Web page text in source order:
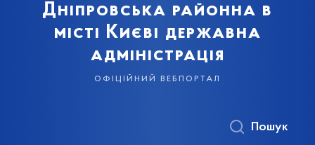
Дніпровська районна в
місті Києві державна
адміністрація
офіційний вебпортал
Пошук